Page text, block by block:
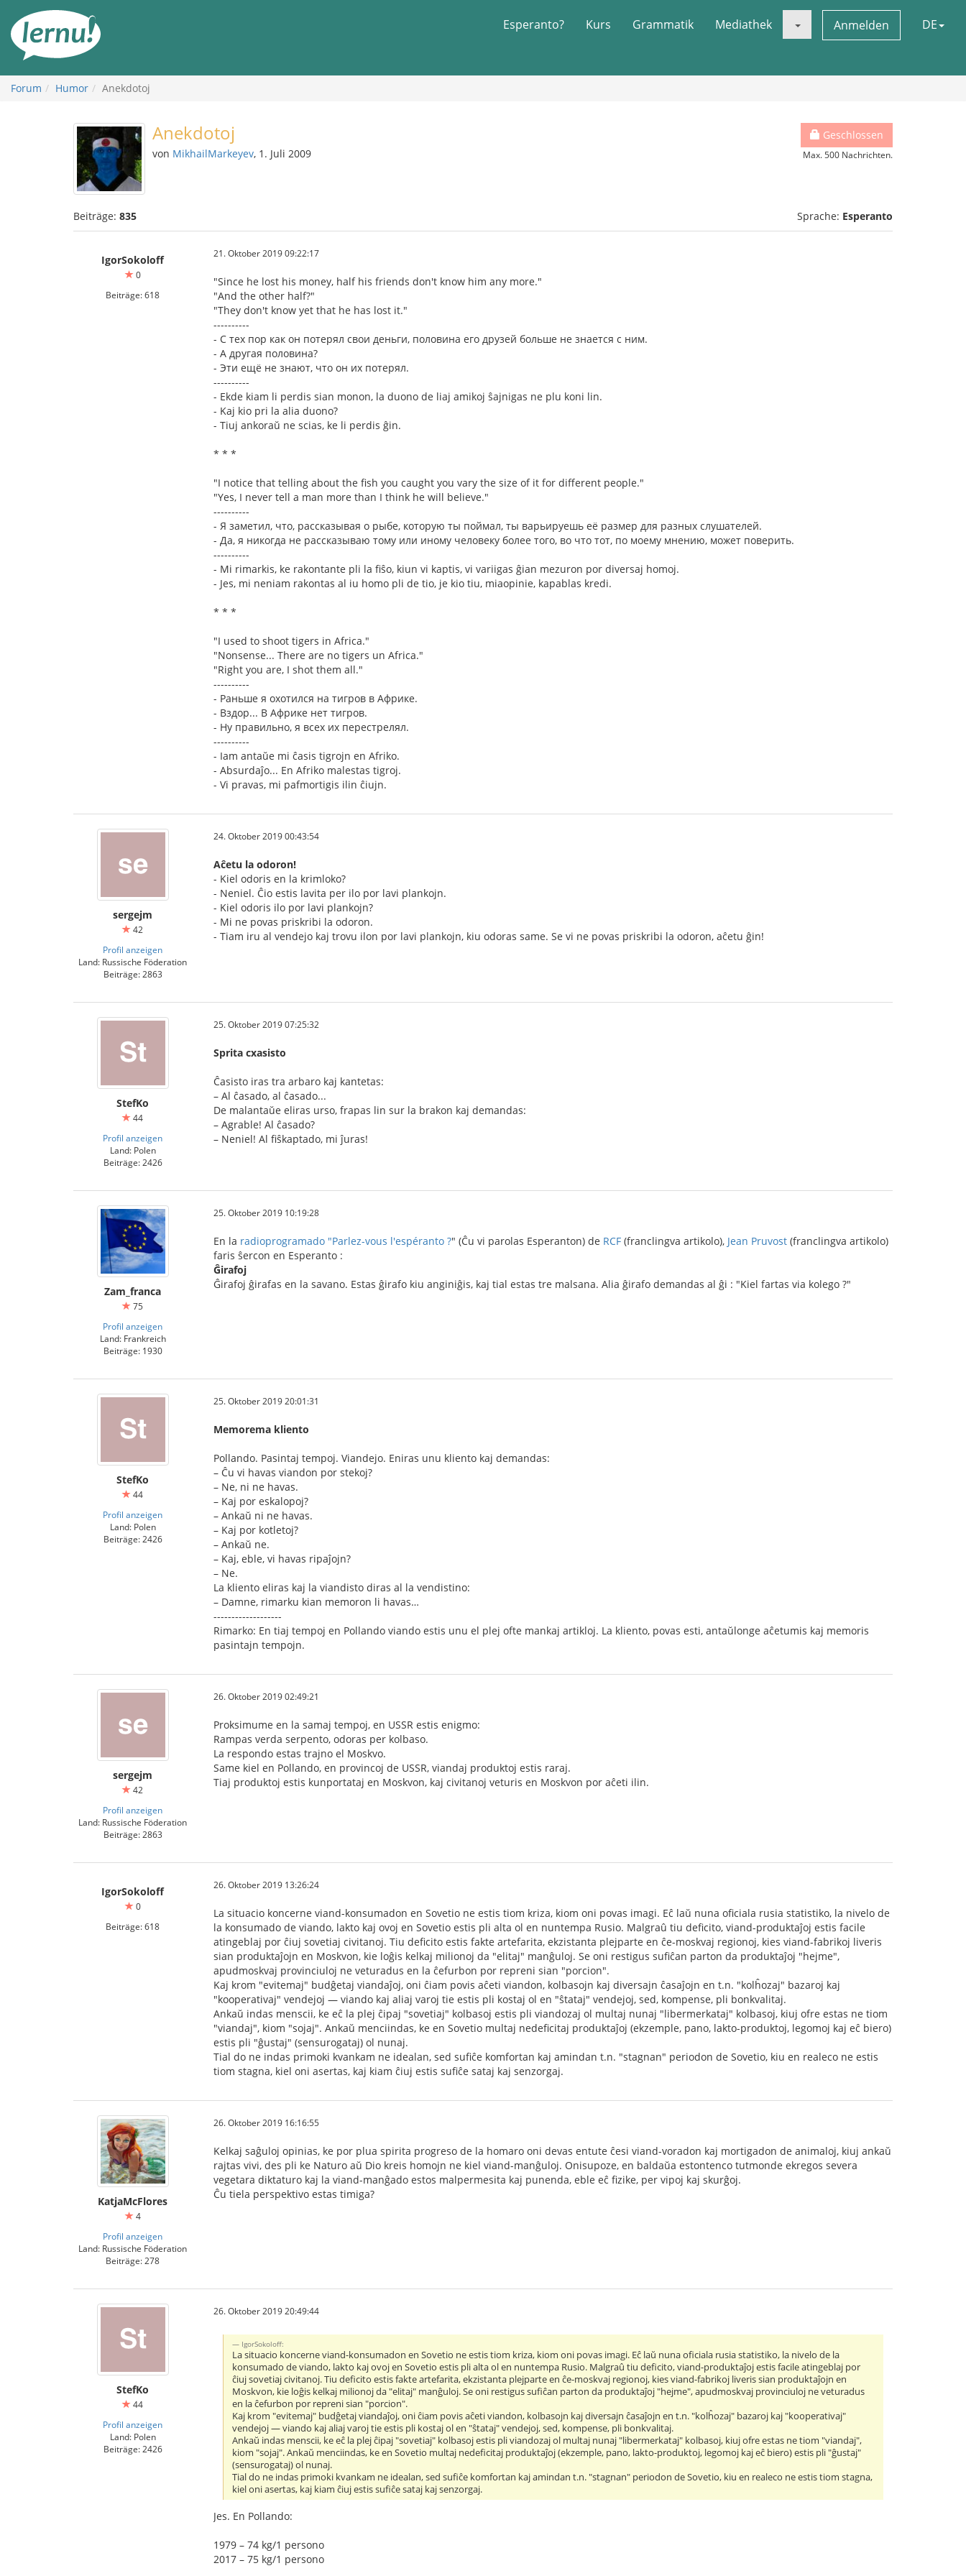
Inhalt
Esperanto? Kurs Grammatik Mediathek Anmelden DE
Forum Humor Anekdotoj
Geschlossen
Max. 500 Nachrichten.
Anekdotoj
von MikhailMarkeyev, 1. Juli 2009
Beiträge: 835 Sprache: Esperanto
IgorSokoloff
0
Beiträge: 618
21. Oktober 2019 09:22:17
"Since he lost his money, half his friends don't know him any more."
"And the other half?"
"They don't know yet that he has lost it."
----------
- С тех пор как он потерял свои деньги, половина его друзей больше не знается с ним.
- А другая половина?
- Эти ещё не знают, что он их потерял.
----------
- Ekde kiam li perdis sian monon, la duono de liaj amikoj ŝajnigas ne plu koni lin.
- Kaj kio pri la alia duono?
- Tiuj ankoraŭ ne scias, ke li perdis ĝin.
* * *
"I notice that telling about the fish you caught you vary the size of it for different people."
"Yes, I never tell a man more than I think he will believe."
----------
- Я заметил, что, рассказывая о рыбе, которую ты поймал, ты варьируешь её размер для разных слушателей.
- Да, я никогда не рассказываю тому или иному человеку более того, во что тот, по моему мнению, может поверить.
----------
- Mi rimarkis, ke rakontante pli la fiŝo, kiun vi kaptis, vi variigas ĝian mezuron por diversaj homoj.
- Jes, mi neniam rakontas al iu homo pli de tio, je kio tiu, miaopinie, kapablas kredi.
* * *
"I used to shoot tigers in Africa."
"Nonsense... There are no tigers un Africa."
"Right you are, I shot them all."
----------
- Раньше я охотился на тигров в Африке.
- Вздор... В Африке нет тигров.
- Ну правильно, я всех их перестрелял.
----------
- Iam antaŭe mi ĉasis tigrojn en Afriko.
- Absurdaĵo... En Afriko malestas tigroj.
- Vi pravas, mi pafmortigis ilin ĉiujn.
sergejm
42
Profil anzeigen
Land: Russische Föderation
Beiträge: 2863
24. Oktober 2019 00:43:54
Aĉetu la odoron!
- Kiel odoris en la krimloko?
- Neniel. Ĉio estis lavita per ilo por lavi plankojn.
- Kiel odoris ilo por lavi plankojn?
- Mi ne povas priskribi la odoron.
- Tiam iru al vendejo kaj trovu ilon por lavi plankojn, kiu odoras same. Se vi ne povas priskribi la odoron, aĉetu ĝin!
StefKo
44
Profil anzeigen
Land: Polen
Beiträge: 2426
25. Oktober 2019 07:25:32
Sprita cxasisto
Ĉasisto iras tra arbaro kaj kantetas:
– Al ĉasado, al ĉasado...
De malantaŭe eliras urso, frapas lin sur la brakon kaj demandas:
– Agrable! Al ĉasado?
– Neniel! Al fiŝkaptado, mi ĵuras!
Zam_franca
75
Profil anzeigen
Land: Frankreich
Beiträge: 1930
25. Oktober 2019 10:19:28
En la radioprogramado "Parlez-vous l'espéranto ?" (Ĉu vi parolas Esperanton) de RCF (franclingva artikolo), Jean Pruvost (franclingva artikolo)
faris ŝercon en Esperanto :
Ĝirafoj
Ĝirafoj ĝirafas en la savano. Estas ĝirafo kiu anginiĝis, kaj tial estas tre malsana. Alia ĝirafo demandas al ĝi : "Kiel fartas via kolego ?"
StefKo
44
Profil anzeigen
Land: Polen
Beiträge: 2426
25. Oktober 2019 20:01:31
Memorema kliento
Pollando. Pasintaj tempoj. Viandejo. Eniras unu kliento kaj demandas:
– Ĉu vi havas viandon por stekoj?
– Ne, ni ne havas.
– Kaj por eskalopoj?
– Ankaŭ ni ne havas.
– Kaj por kotletoj?
– Ankaŭ ne.
– Kaj, eble, vi havas ripaĵojn?
– Ne.
La kliento eliras kaj la viandisto diras al la vendistino:
– Damne, rimarku kian memoron li havas…
-------------------
Rimarko: En tiaj tempoj en Pollando viando estis unu el plej ofte mankaj artikloj. La kliento, povas esti, antaŭlonge aĉetumis kaj memoris
pasintajn tempojn.
sergejm
42
Profil anzeigen
Land: Russische Föderation
Beiträge: 2863
26. Oktober 2019 02:49:21
Proksimume en la samaj tempoj, en USSR estis enigmo:
Rampas verda serpento, odoras per kolbaso.
La respondo estas trajno el Moskvo.
Same kiel en Pollando, en provincoj de USSR, viandaj produktoj estis raraj.
Tiaj produktoj estis kunportataj en Moskvon, kaj civitanoj veturis en Moskvon por aĉeti ilin.
IgorSokoloff
0
Beiträge: 618
26. Oktober 2019 13:26:24
La situacio koncerne viand-konsumadon en Sovetio ne estis tiom kriza, kiom oni povas imagi. Eĉ laŭ nuna oficiala rusia statistiko, la nivelo de
la konsumado de viando, lakto kaj ovoj en Sovetio estis pli alta ol en nuntempa Rusio. Malgraû tiu deficito, viand-produktaĵoj estis facile
atingeblaj por ĉiuj sovetiaj civitanoj. Tiu deficito estis fakte artefarita, ekzistanta plejparte en ĉe-moskvaj regionoj, kies viand-fabrikoj liveris
sian produktaĵojn en Moskvon, kie loĝis kelkaj milionoj da "elitaj" manĝuloj. Se oni restigus sufiĉan parton da produktaĵoj "hejme",
apudmoskvaj provinciuloj ne veturadus en la ĉefurbon por repreni sian "porcion".
Kaj krom "evitemaj" budĝetaj viandaĵoj, oni ĉiam povis aĉeti viandon, kolbasojn kaj diversajn ĉasaĵojn en t.n. "kolĥozaj" bazaroj kaj
"kooperativaj" vendejoj — viando kaj aliaj varoj tie estis pli kostaj ol en "ŝtataj" vendejoj, sed, kompense, pli bonkvalitaj.
Ankaŭ indas menscii, ke eĉ la plej ĉipaj "sovetiaj" kolbasoj estis pli viandozaj ol multaj nunaj "libermerkataj" kolbasoj, kiuj ofre estas ne tiom
"viandaj", kiom "sojaj". Ankaŭ menciindas, ke en Sovetio multaj nedeficitaj produktaĵoj (ekzemple, pano, lakto-produktoj, legomoj kaj eĉ biero)
estis pli "ĝustaj" (sensurogataj) ol nunaj.
Tial do ne indas primoki kvankam ne idealan, sed sufiĉe komfortan kaj amindan t.n. "stagnan" periodon de Sovetio, kiu en realeco ne estis
tiom stagna, kiel oni asertas, kaj kiam ĉiuj estis sufiĉe sataj kaj senzorgaj.
KatjaMcFlores
4
Profil anzeigen
Land: Russische Föderation
Beiträge: 278
26. Oktober 2019 16:16:55
Kelkaj saĝuloj opinias, ke por plua spirita progreso de la homaro oni devas entute ĉesi viand-voradon kaj mortigadon de animaloj, kiuj ankaŭ
rajtas vivi, des pli ke Naturo aŭ Dio kreis homojn ne kiel viand-manĝuloj. Onisupoze, en baldaŭa estontenco tutmonde ekregos severa
vegetara diktaturo kaj la viand-manĝado estos malpermesita kaj punenda, eble eĉ fizike, per vipoj kaj skurĝoj.
Ĉu tiela perspektivo estas timiga?
StefKo
44
Profil anzeigen
Land: Polen
Beiträge: 2426
26. Oktober 2019 20:49:44
IgorSokoloff:
La situacio koncerne viand-konsumadon en Sovetio ne estis tiom kriza, kiom oni povas imagi. Eĉ laŭ nuna oficiala rusia statistiko, la nivelo de la
konsumado de viando, lakto kaj ovoj en Sovetio estis pli alta ol en nuntempa Rusio. Malgraû tiu deficito, viand-produktaĵoj estis facile atingeblaj por
ĉiuj sovetiaj civitanoj. Tiu deficito estis fakte artefarita, ekzistanta plejparte en ĉe-moskvaj regionoj, kies viand-fabrikoj liveris sian produktaĵojn en
Moskvon, kie loĝis kelkaj milionoj da "elitaj" manĝuloj. Se oni restigus sufiĉan parton da produktaĵoj "hejme", apudmoskvaj provinciuloj ne veturadus
en la ĉefurbon por repreni sian "porcion".
Kaj krom "evitemaj" budĝetaj viandaĵoj, oni ĉiam povis aĉeti viandon, kolbasojn kaj diversajn ĉasaĵojn en t.n. "kolĥozaj" bazaroj kaj "kooperativaj"
vendejoj — viando kaj aliaj varoj tie estis pli kostaj ol en "ŝtataj" vendejoj, sed, kompense, pli bonkvalitaj.
Ankaŭ indas menscii, ke eĉ la plej ĉipaj "sovetiaj" kolbasoj estis pli viandozaj ol multaj nunaj "libermerkataj" kolbasoj, kiuj ofre estas ne tiom "viandaj",
kiom "sojaj". Ankaŭ menciindas, ke en Sovetio multaj nedeficitaj produktaĵoj (ekzemple, pano, lakto-produktoj, legomoj kaj eĉ biero) estis pli "ĝustaj"
(sensurogataj) ol nunaj.
Tial do ne indas primoki kvankam ne idealan, sed sufiĉe komfortan kaj amindan t.n. "stagnan" periodon de Sovetio, kiu en realeco ne estis tiom stagna,
kiel oni asertas, kaj kiam ĉiuj estis sufiĉe sataj kaj senzorgaj.
Jes. En Pollando:
1979 – 74 kg/1 persono
2017 – 75 kg/1 persono